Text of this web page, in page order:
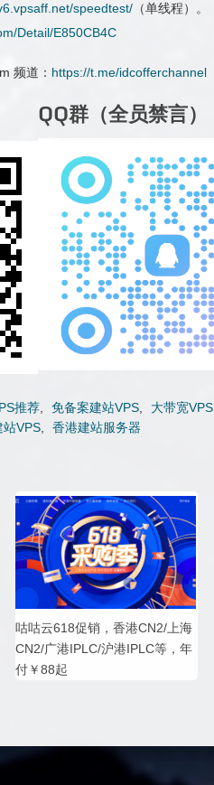
speedtest/（单线程）。
Detail/E850CB4C
频道： https://t.me/idcofferchannel
QQ群（全员禁言）
推荐 免备案建站VPS 大带宽VPS
站VPS 香港建站服务器
咕咕云618促销，香港CN2/上海
CN2/广港IPLC/沪港IPLC等，年
付￥88起